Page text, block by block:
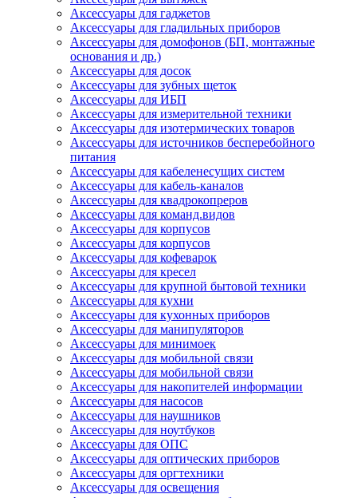
Аксессуары для гаджетов
Аксессуары для гладильных приборов
Аксессуары для домофонов (БП, монтажные
основания и др.)
Аксессуары для досок
Аксессуары для зубных щеток
Аксессуары для ИБП
Аксессуары для измерительной техники
Аксессуары для изотермических товаров
Аксессуары для источников бесперебойного
питания
Аксессуары для кабеленесущих систем
Аксессуары для кабель-каналов
Аксессуары для квадрокопреров
Аксессуары для команд.видов
Аксессуары для корпусов
Аксессуары для корпусов
Аксессуары для кофеварок
Аксессуары для кресел
Аксессуары для крупной бытовой техники
Аксессуары для кухни
Аксессуары для кухонных приборов
Аксессуары для манипуляторов
Аксессуары для минимоек
Аксессуары для мобильной связи
Аксессуары для мобильной связи
Аксессуары для накопителей информации
Аксессуары для насосов
Аксессуары для наушников
Аксессуары для ноутбуков
Аксессуары для ОПС
Аксессуары для оптических приборов
Аксессуары для оргтехники
Аксессуары для освещения